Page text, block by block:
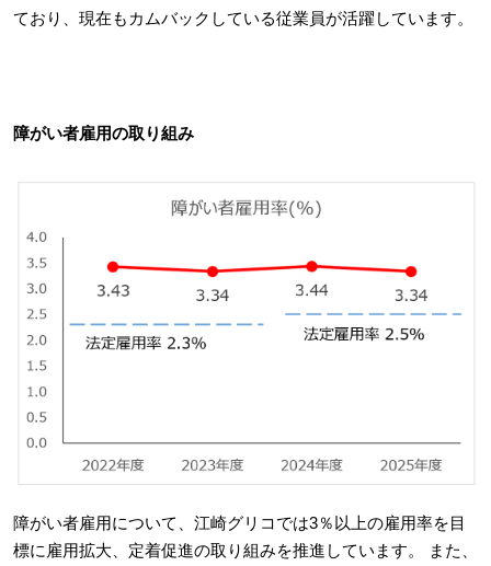
ており、現在もカムバックしている従業員が活躍しています。
障がい者雇用の取り組み
障がい者雇用について、江崎グリコでは3％以上の雇用率を目
標に雇用拡大、定着促進の取り組みを推進しています。 また、